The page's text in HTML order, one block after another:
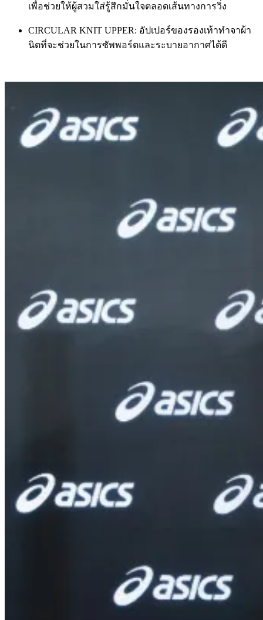
เพื่อช่วยให้ผู้สวมใส่รู้สึกมั่นใจตลอดเส้นทางการวิ่ง
CIRCULAR KNIT UPPER: อัปเปอร์ของรองเท้าทำจาผ้า
นิตที่จะช่วยในการซัพพอร์ตและระบายอากาศได้ดี